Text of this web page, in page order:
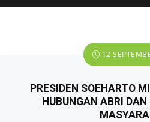
12
PRESIDEN SOEHARTO
HUBUNGAN ABRI